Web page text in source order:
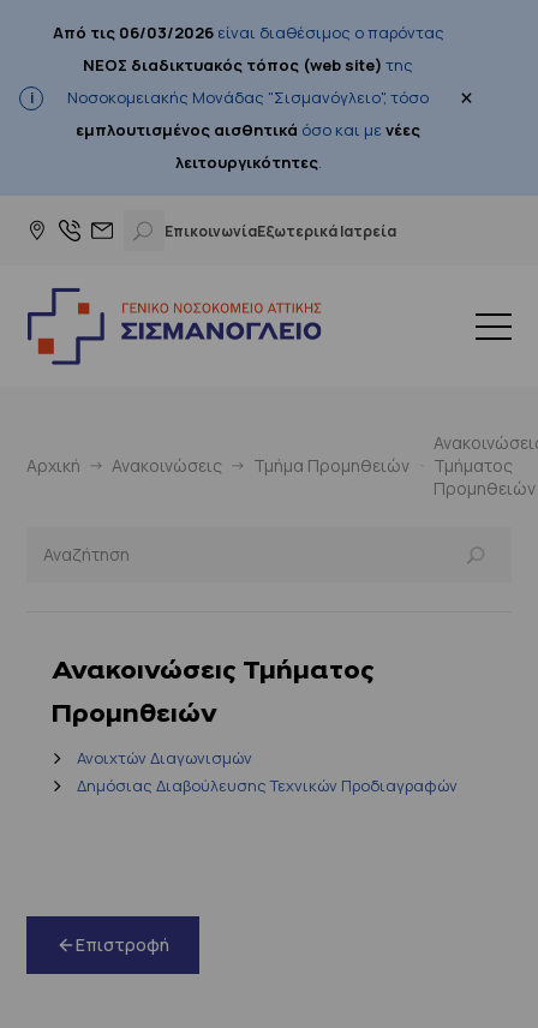
Από τις 06/03/2026είναι διαθέσιμος ο παρόντας
ΝΕΟΣ διαδικτυακός τόπος (web site) της
Νοσοκομειακής Μονάδας "Σισμανόγλειο", τόσο
εμπλουτισμένος αισθητικά όσο και μενέες
λειτουργικότητες.
×
ΕπικοινωνίαΕξωτερικά Ιατρεία
Αρχική Ανακοινώσεις Τμήμα Προμηθειών
Τμήματος
Προμηθειών
Ανακοινώσεις Τμήματος
Προμηθειών
Ανοιχτών Διαγωνισμών
Δημόσιας Διαβούλευσης Τεχνικών Προδιαγραφών
Επιστροφή